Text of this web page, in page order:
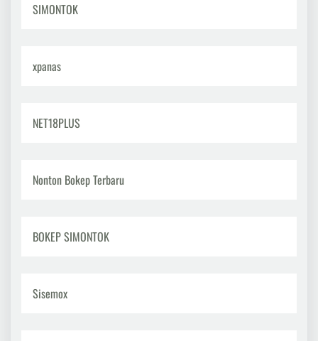
SIMONTOK
xpanas
NET18PLUS
Nonton Bokep Terbaru
BOKEP SIMONTOK
Sisemox